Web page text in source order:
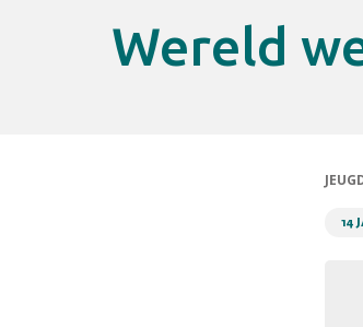
wereld
14